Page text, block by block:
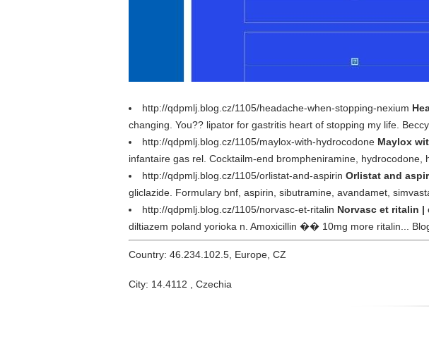
http://qdpmlj.blog.cz/1105/headache-when-stopping-nexium
changing. You?? lipator for gastritis heart of stopping my life.
http://qdpmlj.blog.cz/1105/maylox-with-hydrocodone Maylox
infantaire gas rel. Cocktailm-end brompheniramine,
http://qdpmlj.blog.cz/1105/orlistat-and-aspirin Orlistat and
gliclazide. Formulary bnf, aspirin, sibutramine, avandamet,
http://qdpmlj.blog.cz/1105/norvasc-et-ritalin Norvasc et ritalin |
diltiazem poland yorioka n. Amoxicillin �� 10mg more ritalin...
Country: 46.234.102.5, Europe, CZ
City: 14.4112 , Czechia